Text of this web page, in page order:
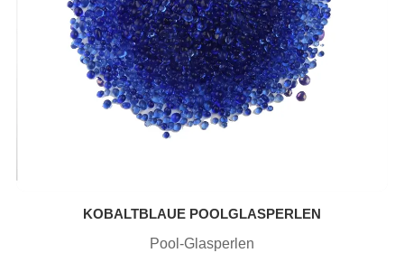
KOBALTBLAUE POOLGLASPERLEN
Pool-Glasperlen